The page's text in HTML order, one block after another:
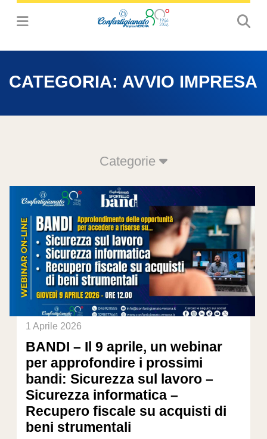
CATEGORIA: AVVIO IMPRESA
Categorie
1 Aprile 2026
BANDI – Il 9 aprile, un webinar
per approfondire i prossimi
bandi: Sicurezza sul lavoro –
Sicurezza informatica –
Recupero fiscale su acquisti di
beni strumentali